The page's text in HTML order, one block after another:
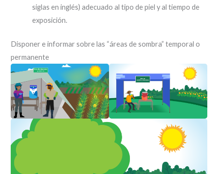
siglas en inglés) adecuado al tipo de piel y al tiempo de
exposición.
Disponer e informar sobre las “áreas de sombra” temporal o
permanente